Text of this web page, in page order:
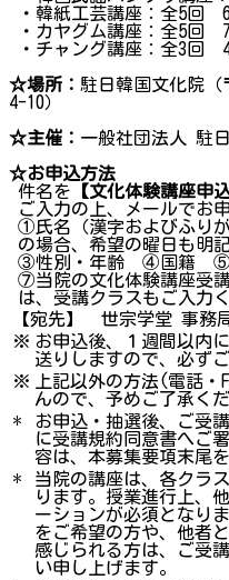
・韓紙工芸講座：全5回
・カヤグム講座：全5回
・チャング講座：全3回
☆場所： 駐日韓国文化院
4-10）
☆主催： 一般社団法人 駐
☆お申込方法
件名を 【文化体験講座申込
ご入力の上、メールでお
①氏名（漢字およびふり
の場合、希望の曜日も明
③性別・年齢 ④国籍 ⑤
⑦当院の文化体験講座受
は、受講クラスもご入力
【宛先】 世宗学堂 事務
※ お申込後、１週間以内
送りしますので、必ず
※
上記以外の方法(電話
んので、予めご了承くだ
*
お申込・抽選後、ご受
に受講規約同意書へご
容は、本募集要項末尾
*
当院の講座は、各クラ
ります。授業進行上、
ーションが必須となり
をご希望の方や、他者
感じられる方は、ご受
い申し上げます。